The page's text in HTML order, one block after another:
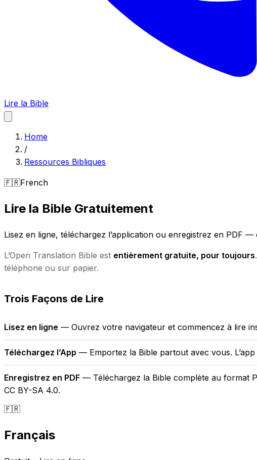
Lire la Bible
Home
/
Ressources Bibliques
🇫🇷French
Lire la Bible Gratuitement
Lisez en ligne, téléchargez l’application ou enregistrez en PDF
L’Open Translation Bible est entièrement gratuite, pour toujours
téléphone ou sur papier.
Trois Façons de Lire
Lisez en ligne — Ouvrez votre navigateur et commencez à lire
Téléchargez l’App — Emportez la Bible partout avec vous.
Enregistrez en PDF — Téléchargez la Bible complète au format
CC BY-SA 4.0.
🇫🇷
Français